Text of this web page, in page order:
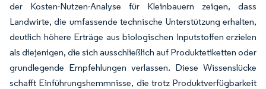
der Kosten-Nutzen-Analyse für Kleinbauern zeigen, dass
Landwirte, die umfassende technische Unterstützung erhalten,
deutlich höhere Erträge aus biologischen Inputstoffen erzielen
als diejenigen, die sich ausschließlich auf Produktetiketten oder
grundlegende Empfehlungen verlassen. Diese Wissenslücke
schafft Einführungshemmnisse, die trotz Produktverfügbarkeit